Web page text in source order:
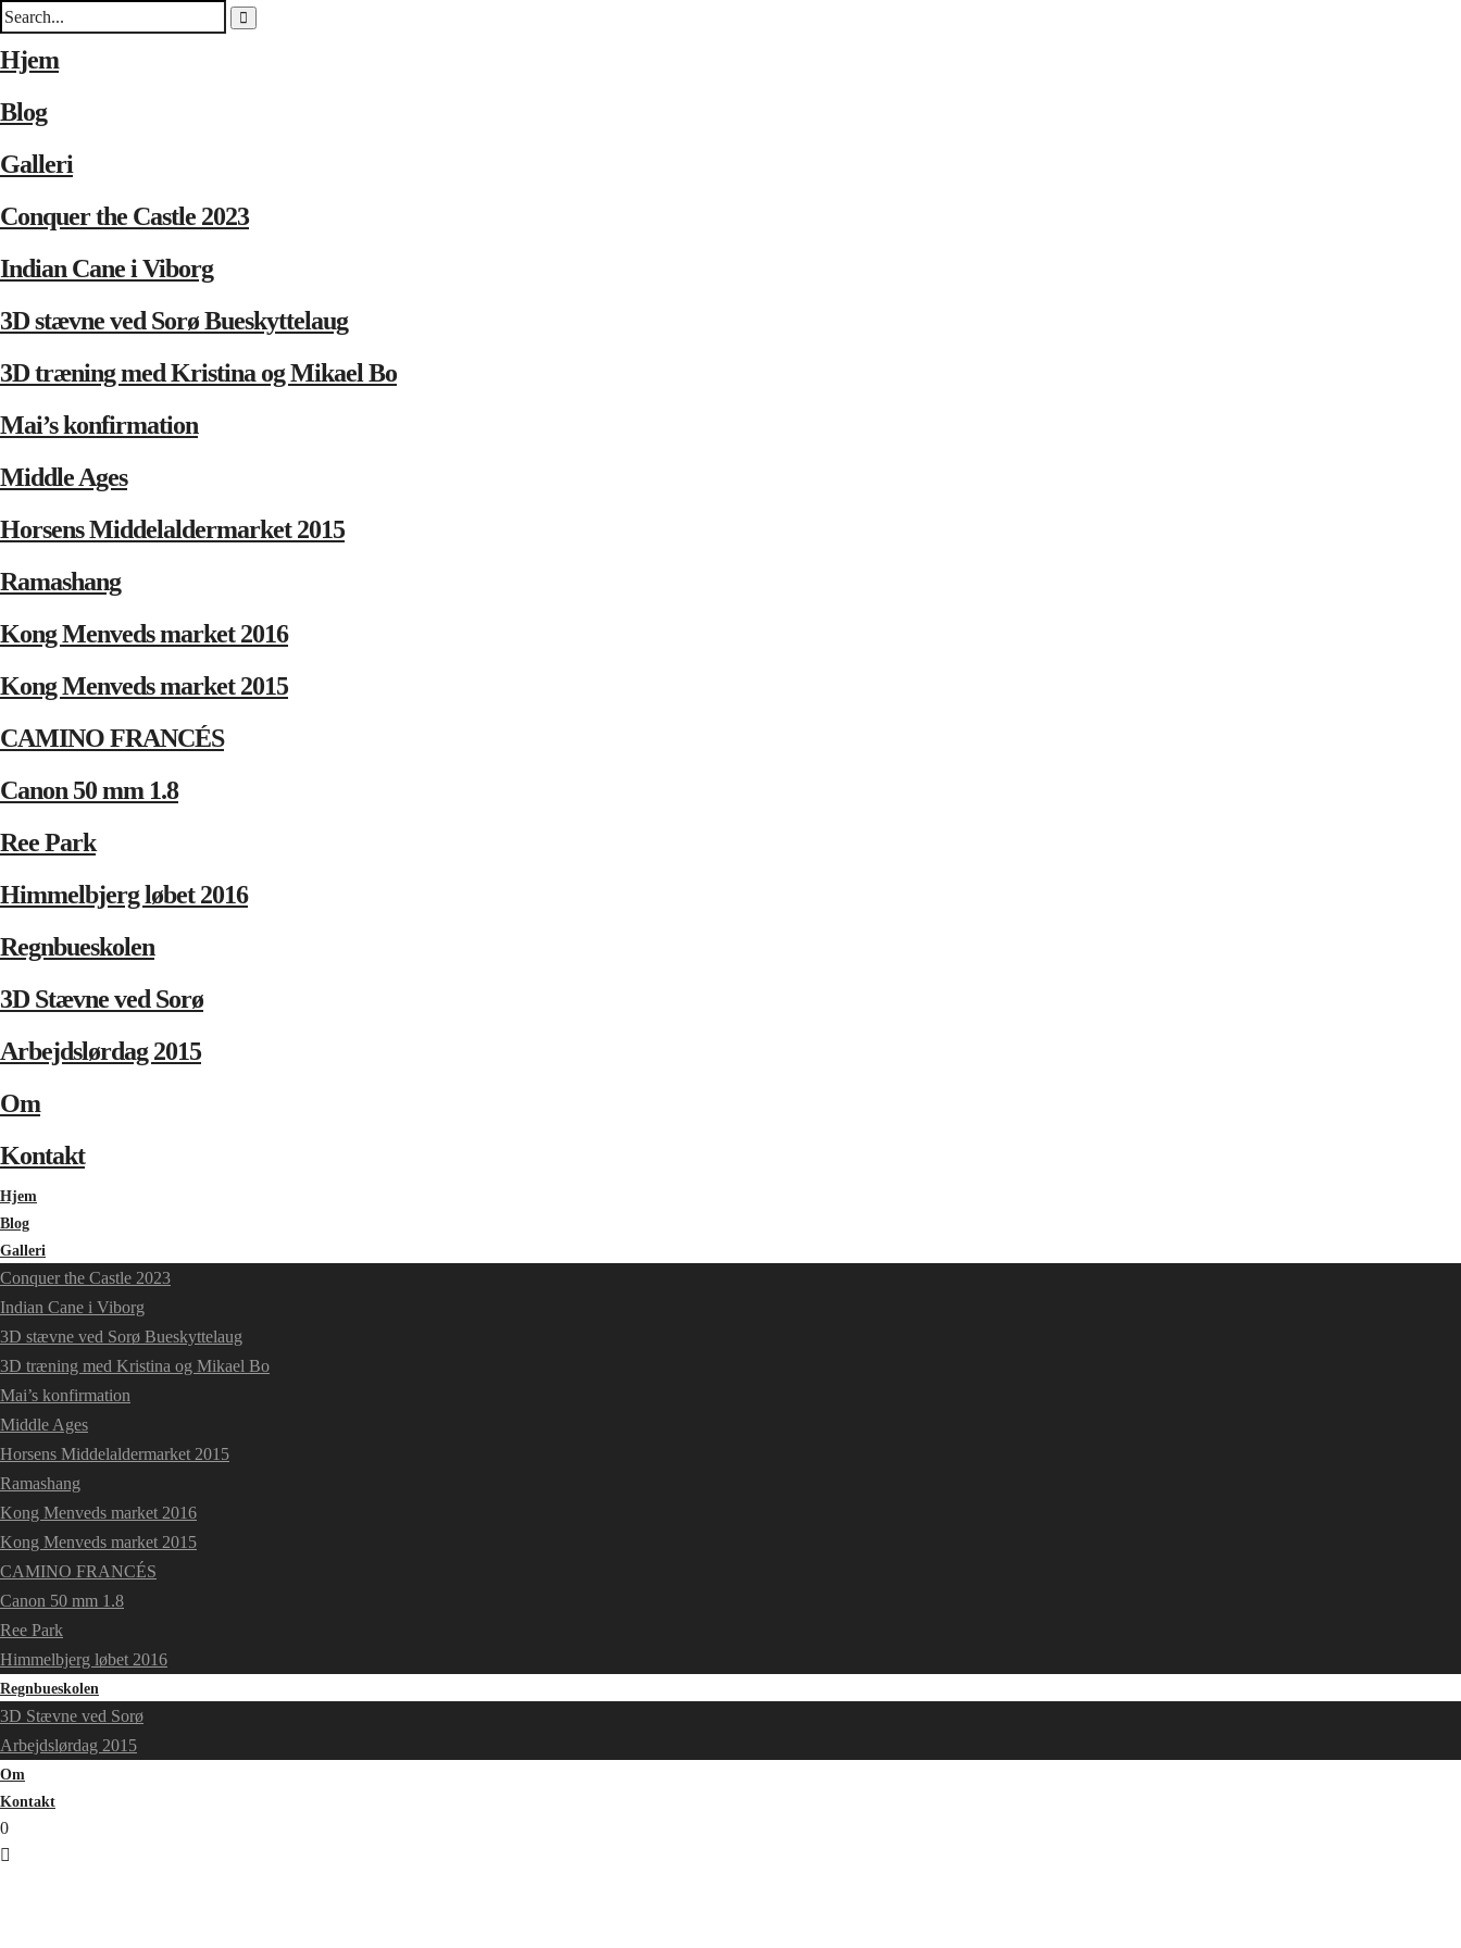
Hjem
Blog
Galleri
Conquer the Castle 2023
Indian Cane i Viborg
3D stævne ved Sorø Bueskyttelaug
3D træning med Kristina og Mikael Bo
Mai’s konfirmation
Middle Ages
Horsens Middelaldermarket 2015
Ramashang
Kong Menveds market 2016
Kong Menveds market 2015
CAMINO FRANCÉS
Canon 50 mm 1.8
Ree Park
Himmelbjerg løbet 2016
Regnbueskolen
3D Stævne ved Sorø
Arbejdslørdag 2015
Om
Kontakt
Hjem
Blog
Galleri
Conquer the Castle 2023
Indian Cane i Viborg
3D stævne ved Sorø Bueskyttelaug
3D træning med Kristina og Mikael Bo
Mai’s konfirmation
Middle Ages
Horsens Middelaldermarket 2015
Ramashang
Kong Menveds market 2016
Kong Menveds market 2015
CAMINO FRANCÉS
Canon 50 mm 1.8
Ree Park
Himmelbjerg løbet 2016
Regnbueskolen
3D Stævne ved Sorø
Arbejdslørdag 2015
Om
Kontakt
0